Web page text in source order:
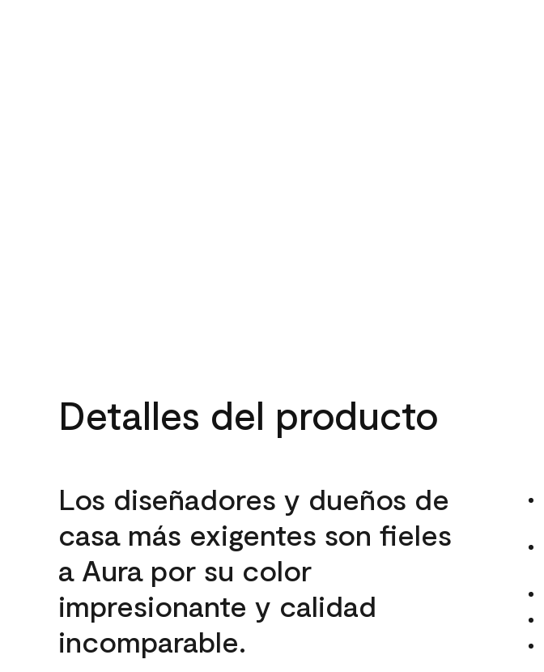
Detalles del producto
Los diseñadores y dueños de
casa más exigentes son fieles
a Aura por su color
impresionante y calidad
incomparable.